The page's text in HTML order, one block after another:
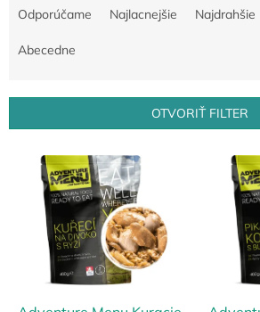
p
Odporúčame Najlacnejšie Najdrahšie
Abecedne
OTVORIŤ FILTER